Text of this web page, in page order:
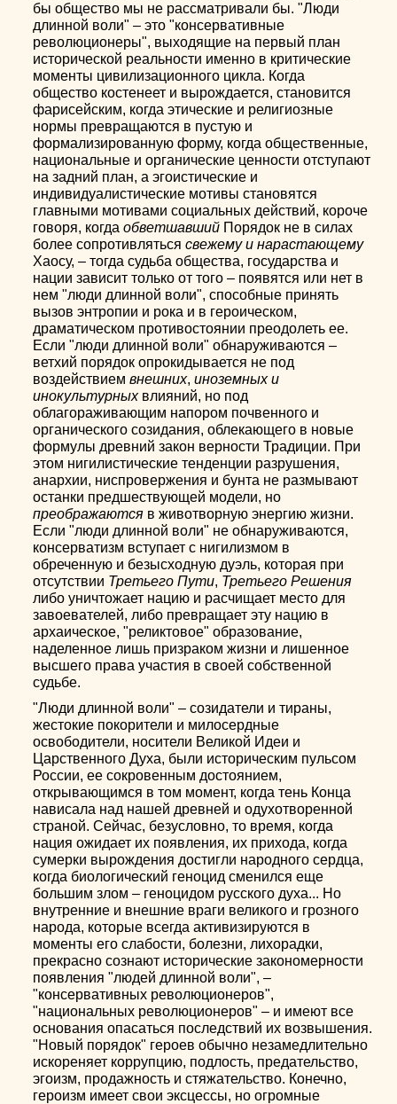
бы общество мы не рассматривали бы. "Люди
длинной воли" – это "консервативные
революционеры", выходящие на первый план
исторической реальности именно в критические
моменты цивилизационного цикла. Когда
общество костенеет и вырождается, становится
фарисейским, когда этические и религиозные
нормы превращаются в пустую и
формализированную форму, когда общественные,
национальные и органические ценности отступают
на задний план, а эгоистические и
индивидуалистические мотивы становятся
главными мотивами социальных действий, короче
говоря, когдаобветшавший Порядок не в силах
более сопротивлятьсясвежему и нарастающему
Хаосу, – тогда судьба общества, государства и
нации зависит только от того – появятся или нет в
нем "люди длинной воли", способные принять
вызов энтропии и рока и в героическом,
драматическом противостоянии преодолеть ее.
Если "люди длинной воли" обнаруживаются –
ветхий порядок опрокидывается не под
воздействиемвнешних,иноземных и
инокультурныхвлияний, но под
облагораживающим напором почвенного и
органического созидания, облекающего в новые
формулы древний закон верности Традиции. При
этом нигилистические тенденции разрушения,
анархии, ниспровержения и бунта не размывают
останки предшествующей модели, но
преображаются в животворную энергию жизни.
Если "люди длинной воли" не обнаруживаются,
консерватизм вступает с нигилизмом в
обреченную и безысходную дуэль, которая при
отсутствии Третьего Пути, Третьего Решения
либо уничтожает нацию и расчищает место для
завоевателей, либо превращает эту нацию в
архаическое, "реликтовое" образование,
наделенное лишь призраком жизни и лишенное
высшего права участия в своей собственной
судьбе.
"Люди длинной воли" – созидатели и тираны,
жестокие покорители и милосердные
освободители, носители Великой Идеи и
Царственного Духа, были историческим пульсом
России, ее сокровенным достоянием,
открывающимся в том момент, когда тень Конца
нависала над нашей древней и одухотворенной
страной. Сейчас, безусловно, то время, когда
нация ожидает их появления, их прихода, когда
сумерки вырождения достигли народного сердца,
когда биологический геноцид сменился еще
большим злом – геноцидом русского духа... Но
внутренние и внешние враги великого и грозного
народа, которые всегда активизируются в
моменты его слабости, болезни, лихорадки,
прекрасно сознают исторические закономерности
появления "людей длинной воли", –
"консервативных революционеров",
"национальных революционеров" – и имеют все
основания опасаться последствий их возвышения.
"Новый порядок" героев обычно незамедлительно
искореняет коррупцию, подлость, предательство,
эгоизм, продажность и стяжательство. Конечно,
героизм имеет свои эксцессы, но огромные